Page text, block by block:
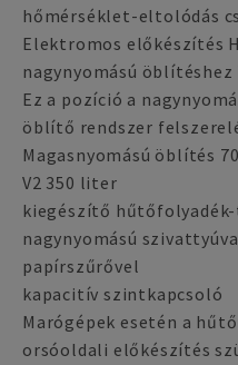
hőmérséklet-eltolódás
Elektromos előkészítés
nagynyomású öblítéshez
Ez a pozíció a
öblítő rendszer
Magasnyomású öblítés
V2 350 liter
kiegészítő hűtőfolyadék-
nagynyomású
papírszűrővel
kapacitív szintkapcsoló
Marógépek esetén a
orsóoldali előkészítés